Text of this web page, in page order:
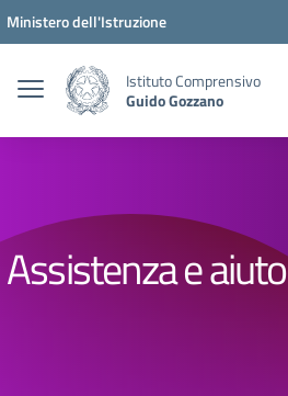
Vai ai contenuti
Vai al menu di navigazione
Vai al footer
Ministero dell'Istruzione
Istituto Comprensivo
Guido Gozzano
Assistenza e aiuto